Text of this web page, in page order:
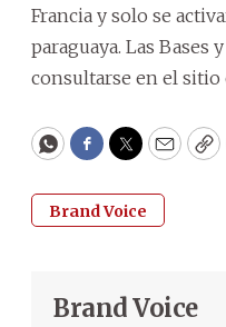
Francia y solo se
paraguaya. Las Bases
consultarse en el sitio
WhatsApp
Facebook
Twitter
Email
Brand Voice
Brand Voice